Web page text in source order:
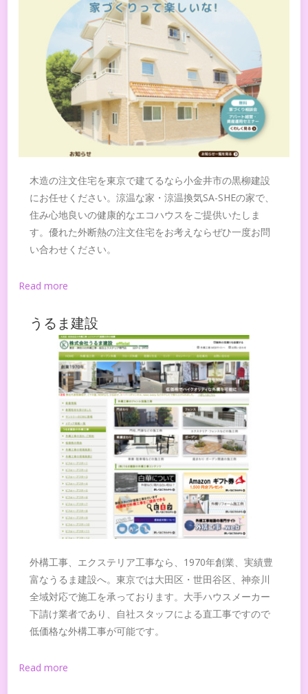
木造の注文住宅を東京で建てるなら小金井市の黒柳建設
にお任せください。涼温な家・涼温換気SA-SHEの家で、
住み心地良いの健康的なエコハウスをご提供いたしま
す。優れた外断熱の注文住宅をお考えならぜひ一度お問
い合わせください。
Read more
うるま建設
外構工事、エクステリア工事なら、1970年創業、実績豊
富なうるま建設へ。東京では大田区・世田谷区、神奈川
全域対応で施工を承っております。大手ハウスメーカー
下請け業者であり、自社スタッフによる直工事ですので
低価格な外構工事が可能です。
Read more